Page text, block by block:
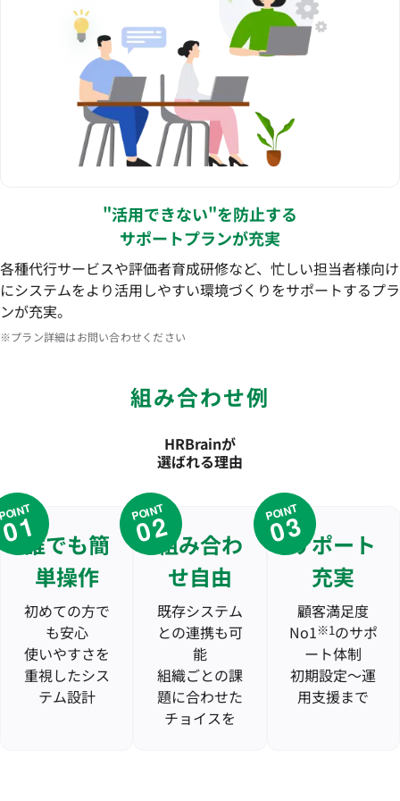
"活用できない"を防止する
サポートプランが充実
各種代行サービスや評価者育成研修など、忙しい担当者様向け
にシステムをより活用しやすい環境づくりをサポートするプラ
ンが充実。
※プラン詳細はお問い合わせください
組み合わせ例
HRBrainが
選ばれる理由
誰でも簡
単操作
初めての方で
も安心
使いやすさを
重視したシス
テム設計
POINT
02組み合わ
せ自由
既存システム
との連携も可
能
組織ごとの課
題に合わせた
チョイスを
POINT
03サポート
充実
顧客満足度
No1※1のサポ
ート体制
初期設定〜運
用支援まで